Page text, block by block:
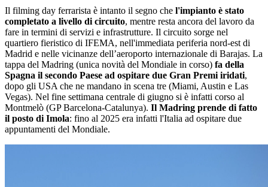
Il filming day ferrarista è intanto il segno che l'impianto è stato
completato a livello di circuito, mentre resta ancora del lavoro da
fare in termini di servizi e infrastrutture. Il circuito sorge nel
quartiero fieristico di IFEMA, nell'immediata periferia nord-est di
Madrid e nelle vicinanze dell’aeroporto internazionale di Barajas. La
tappa del Madring (unica novità del Mondiale in corso) fa della
Spagna il secondo Paese ad ospitare due Gran Premi iridati,
dopo gli USA che ne mandano in scena tre (Miami, Austin e Las
Vegas). Nel fine settimana centrale di giugno si è infatti corso al
Montmelò (GP Barcelona-Catalunya). Il Madring prende di fatto
il posto di Imola: fino al 2025 era infatti l'Italia ad ospitare due
appuntamenti del Mondiale.